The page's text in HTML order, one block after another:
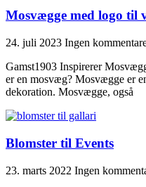
Mosvægge med logo til
24. juli 2023 Ingen
Gamst1903 Inspirerer
er en mosvæg? Mosvægge er
dekoration. Mosvægge, også
Blomster til Events
23. marts 2022 Ingen